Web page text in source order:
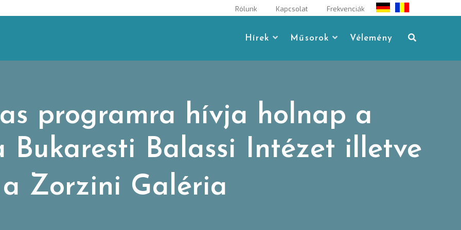
Rólunk Kapcsolat Frekvenciák
Hírek Műsorok Vélemény
programra hívja holnap a
Bukaresti Balassi Intézet illetve
a Zorzini Galéria